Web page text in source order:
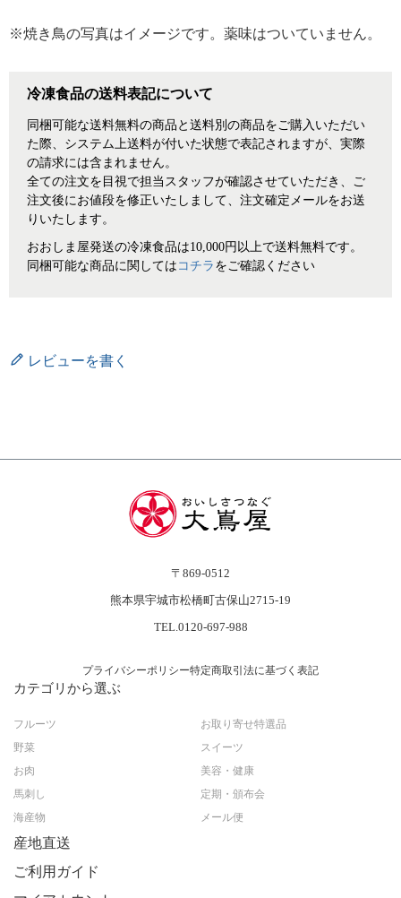
※焼き鳥の写真はイメージです。薬味はついていません。
冷凍食品の送料表記について
同梱可能な送料無料の商品と送料別の商品をご購入いただい
た際、システム上送料が付いた状態で表記されますが、実際
の請求には含まれません。
全ての注文を目視で担当スタッフが確認させていただき、ご
注文後にお値段を修正いたしまして、注文確定メールをお送
りいたします。
おおしま屋発送の冷凍食品は10,000円以上で送料無料です。
同梱可能な商品に関しては コチラ をご確認ください
レビューを書く
〒869-0512
熊本県宇城市松橋町古保山2715-19
TEL.0120-697-988
プライバシーポリシー特定商取引法に基づく表記
カテゴリから選ぶ
フルーツ
野菜
お肉
馬刺し
海産物
お取り寄せ特選品
スイーツ
美容・健康
定期・頒布会
メール便
産地直送
ご利用ガイド